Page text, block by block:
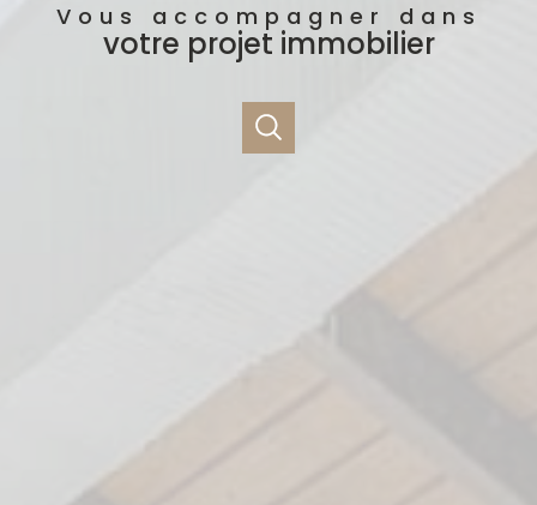
Vous accompagner dans
votre projet immobilier